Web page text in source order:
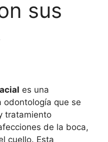
sus
es una
odontología que se
tratamiento
de la boca,
cuello. Esta